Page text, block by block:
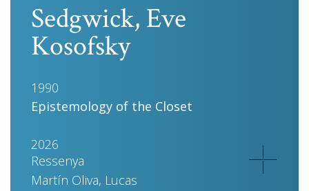
Sedgwick, Eve
Kosofsky
1990
Epistemology of the Closet
2026
Ressenya
Martín Oliva, Lucas